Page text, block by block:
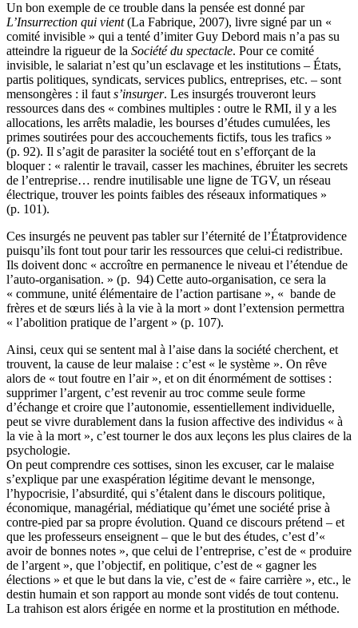
Un bon exemple de ce trouble dans la pensée est donné par
L’Insurrection qui vient(La Fabrique, 2007), livre signé par un «
comité invisible » qui a tenté d’imiter Guy Debord mais n’a pas su
atteindre la rigueur de la Société du spectacle. Pour ce comité
invisible, le salariat n’est qu’un esclavage et les institutions – États,
partis politiques, syndicats, services publics, entreprises, etc. – sont
mensongères : il faut s’insurger. Les insurgés trouveront leurs
ressources dans des « combines multiples : outre le RMI, il y a les
allocations, les arrêts maladie, les bourses d’études cumulées, les
primes soutirées pour des accouchements fictifs, tous les trafics »
(p. 92). Il s’agit de parasiter la société tout en s’efforçant de la
bloquer : « ralentir le travail, casser les machines, ébruiter les secrets
de l’entreprise… rendre inutilisable une ligne de TGV, un réseau
électrique, trouver les points faibles des réseaux informatiques »
(p. 101).
Ces insurgés ne peuvent pas tabler sur l’éternité de l’Étatprovidence
puisqu’ils font tout pour tarir les ressources que celui-ci redistribue.
Ils doivent donc « accroître en permanence le niveau et l’étendue de
l’auto-organisation. » (p. 94) Cette auto-organisation, ce sera la
« commune, unité élémentaire de l’action partisane », « bande de
frères et de sœurs liés à la vie à la mort » dont l’extension permettra
« l’abolition pratique de l’argent » (p. 107).
Ainsi, ceux qui se sentent mal à l’aise dans la société cherchent, et
trouvent, la cause de leur malaise : c’est « le système ». On rêve
alors de « tout foutre en l’air », et on dit énormément de sottises :
supprimer l’argent, c’est revenir au troc comme seule forme
d’échange et croire que l’autonomie, essentiellement individuelle,
peut se vivre durablement dans la fusion affective des individus « à
la vie à la mort », c’est tourner le dos aux leçons les plus claires de la
psychologie.
On peut comprendre ces sottises, sinon les excuser, car le malaise
s’explique par une exaspération légitime devant le mensonge,
l’hypocrisie, l’absurdité, qui s’étalent dans le discours politique,
économique, managérial, médiatique qu’émet une société prise à
contre-pied par sa propre évolution. Quand ce discours prétend – et
que les professeurs enseignent – que le but des études, c’est d’«
avoir de bonnes notes », que celui de l’entreprise, c’est de « produire
de l’argent », que l’objectif, en politique, c’est de « gagner les
élections » et que le but dans la vie, c’est de « faire carrière », etc., le
destin humain et son rapport au monde sont vidés de tout contenu.
La trahison est alors érigée en norme et la prostitution en méthode.